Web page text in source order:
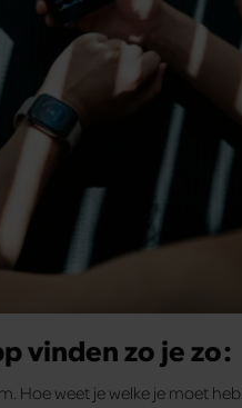
vinden zo je zo:
Hoe weet je welke je moet